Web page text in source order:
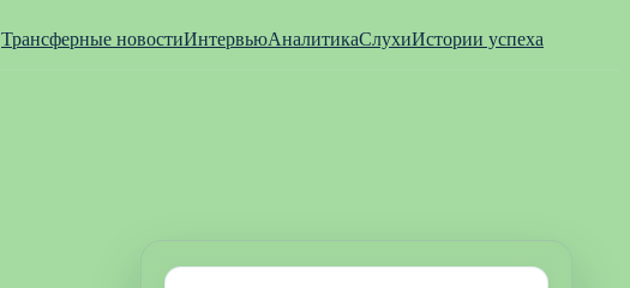
Трансферные новостиИнтервьюАналитикаСлухиИстории успеха